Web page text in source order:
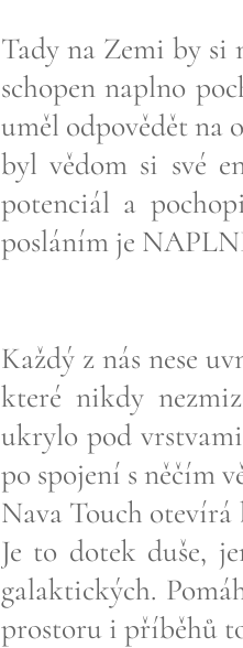
Tady na Zemi by si
schopen naplno
uměl odpovědět na
byl vědom si své
potenciál a
posláním je
Každý z nás nese
které nikdy
ukrylo pod
po spojení s něčím
Nava Touch
Je to dotek duše,
galaktických.
prostoru i příběhů